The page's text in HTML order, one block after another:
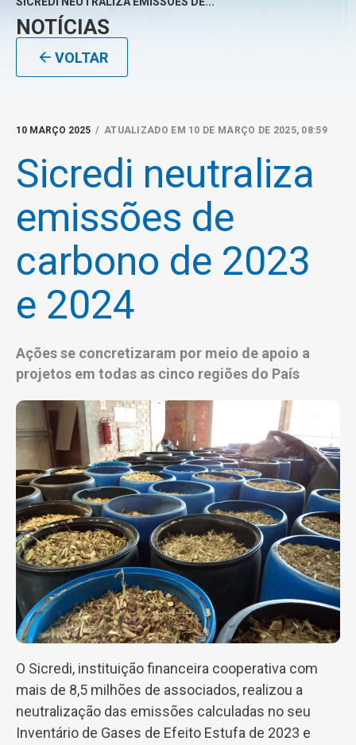
NOTÍCIAS
VOLTAR
10 MARÇO 2025 / ATUALIZADO EM 10 DE MARÇO DE 2025, 08:59
Sicredi neutraliza
emissões de
carbono de 2023
e 2024
Ações se concretizaram por meio de apoio a
projetos em todas as cinco regiões do País
O Sicredi, instituição financeira cooperativa com
mais de 8,5 milhões de associados, realizou a
neutralização das emissões calculadas no seu
Inventário de Gases de Efeito Estufa de 2023 e